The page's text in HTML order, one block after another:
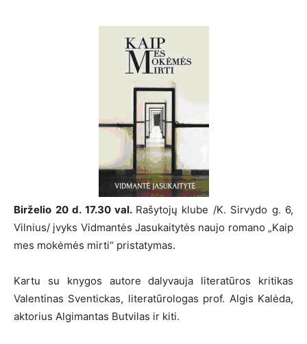
Birželio 20 d. 17.30 val. Rašytojų klube /K. Sirvydo g. 6,
Vilnius/ įvyks Vidmantės Jasukaitytės naujo romano „Kaip
mes mokėmės mirti“ pristatymas.
Kartu su knygos autore dalyvauja literatūros kritikas
Valentinas Sventickas, literatūrologas prof. Algis Kalėda,
aktorius Algimantas Butvilas ir kiti.